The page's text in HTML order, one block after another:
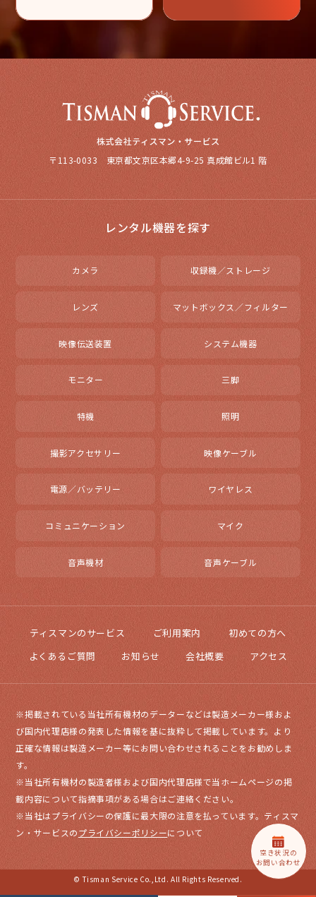
空き状況の
お問い合わせ
〒113-0033 東京都文京区本郷4-9-25 真成館ビル1 階
レンタル機器を探す
カメラ 収録機／ストレージ
レンズ マットボックス／フィルター
映像伝送装置 システム機器
モニター 三脚
特機 照明
撮影アクセサリー 映像ケーブル
電源／バッテリー ワイヤレス
コミュニケーション マイク
音声機材 音声ケーブル
ティスマンのサービス ご利用案内
初めての方へ
よくあるご質問
お知らせ 会社概要 アクセス
※掲載されている当社所有機材のデーターなどは製造メーカー様およ
び国内代理店様の発表した情報を基に抜粋して掲載しています。より
正確な情報は製造メーカー等にお問い合わせされることをお勧めしま
す。
※当社所有機材の製造者様および国内代理店様で当ホームページの掲
載内容について指摘事項がある場合はご連絡ください。
※当社はプライバシーの保護に最大限の注意を払っています。ティスマ
ン・サービスのプライバシーポリシーについて
© Tisman Service Co.,Ltd. All Rights Reserved.